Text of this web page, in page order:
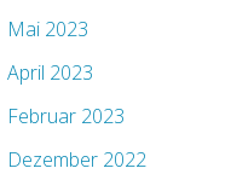
Mai 2023
April 2023
Februar 2023
Dezember 2022